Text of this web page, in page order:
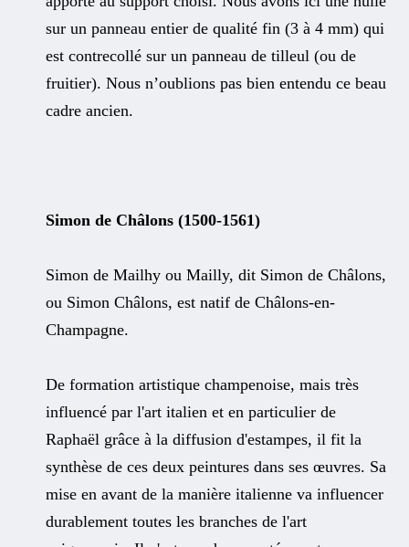
sur un panneau entier de qualité fin (3 à 4 mm) qui
est contrecollé sur un panneau de tilleul (ou de
fruitier). Nous n’oublions pas bien entendu ce beau
cadre ancien.
Simon de Châlons (1500-1561)
Simon de Mailhy ou Mailly, dit Simon de Châlons,
ou Simon Châlons, est natif de Châlons-en-
Champagne.
De formation artistique champenoise, mais très
influencé par l'art italien et en particulier de
Raphaël grâce à la diffusion d'estampes, il fit la
synthèse de ces deux peintures dans ses œuvres. Sa
mise en avant de la manière italienne va influencer
durablement toutes les branches de l'art